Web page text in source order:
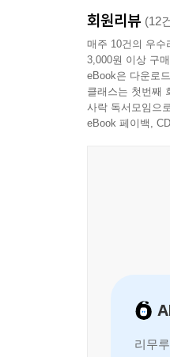
회원리뷰 (12
매주 10건의 우
3,000원 이상 구
eBook은 다운로
클래스는 첫번째
사락 독서모임으
eBook 페이백,
리무